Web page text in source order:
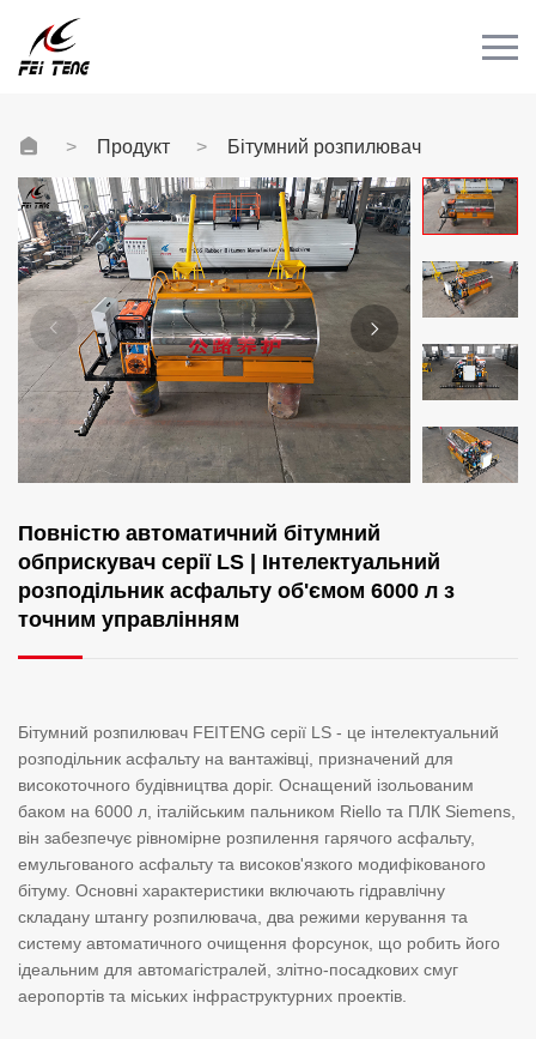
НОВИНИ
КОНТАКТ
Відео
Продукт Бітумний розпилювач
Повністю автоматичний бітумний
обприскувач серії LS | Інтелектуальний
розподільник асфальту об'ємом 6000 л з
точним управлінням
Бітумний розпилювач FEITENG серії LS - це інтелектуальний
розподільник асфальту на вантажівці, призначений для
високоточного будівництва доріг. Оснащений ізольованим
баком на 6000 л, італійським пальником Riello та ПЛК Siemens,
він забезпечує рівномірне розпилення гарячого асфальту,
емульгованого асфальту та високов'язкого модифікованого
бітуму. Основні характеристики включають гідравлічну
складану штангу розпилювача, два режими керування та
систему автоматичного очищення форсунок, що робить його
ідеальним для автомагістралей, злітно-посадкових смуг
аеропортів та міських інфраструктурних проектів.